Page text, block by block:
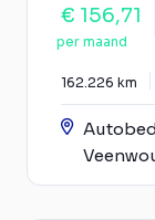
€ 156,71
per maand
162.226 km